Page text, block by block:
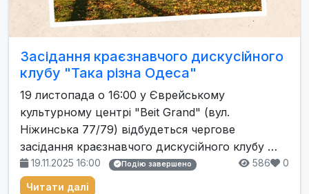
Засідання краєзнавчого дискусійного
клубу "Така різна Одеса"
19 листопада о 16:00 у Єврейському
культурному центрі "Beit Grand" (вул.
Ніжинська 77/79) відбудеться чергове
засідання краєзнавчого дискусійного клубу …
19.11.2025 16:00 Подію завершено 586 0
Читати далі